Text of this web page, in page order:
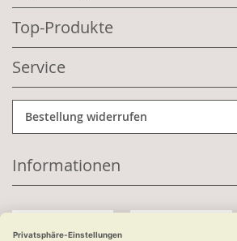
Top-Produkte
Service
Bestellung widerrufen
Informationen